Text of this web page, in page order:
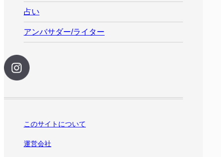
占い
アンバサダー/ライター
このサイトについて
運営会社